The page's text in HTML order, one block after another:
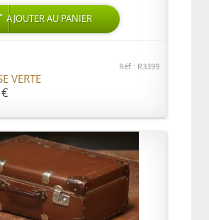
AJOUTER AU PANIER
Réf.: R3399
VERTE